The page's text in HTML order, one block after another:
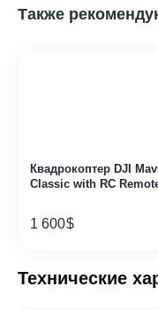
Также
Квадрокоптер DJI
Classic with RC
1 600$
Технические